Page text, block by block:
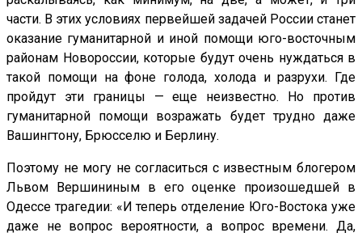
части. В этих условиях первейшей задачей России станет
оказание гуманитарной и иной помощи юго-восточным
районам Новороссии, которые будут очень нуждаться в
такой помощи на фоне голода, холода и разрухи. Где
пройдут эти границы — еще неизвестно. Но против
гуманитарной помощи возражать будет трудно даже
Вашингтону, Брюсселю и Берлину.
Поэтому не могу не согласиться с известным блогером
Львом Вершининым в его оценке произошедшей в
Одессе трагедии: «И теперь отделение Юго-Востока уже
даже не вопрос вероятности, а вопрос времени. Да,